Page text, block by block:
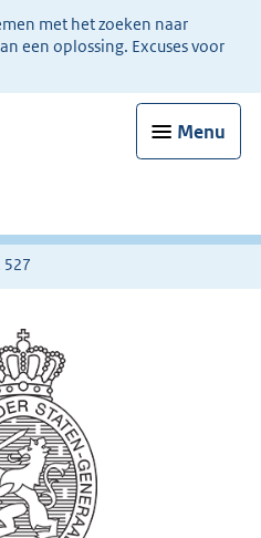
met het zoeken naar
een oplossing. Excuses voor
Menu
527